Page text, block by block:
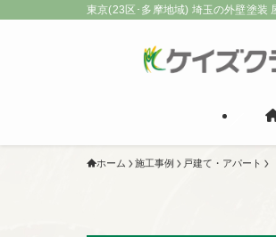
東京(23区･多摩地域) 埼玉の外壁塗装
ホーム 施工事例 戸建て・アパート